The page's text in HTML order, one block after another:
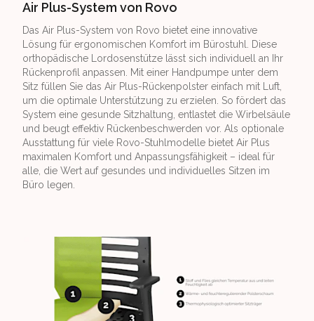
Air Plus-System von Rovo
Das Air Plus-System von Rovo bietet eine innovative
Lösung für ergonomischen Komfort im Bürostuhl. Diese
orthopädische Lordosenstütze lässt sich individuell an Ihr
Rückenprofil anpassen. Mit einer Handpumpe unter dem
Sitz füllen Sie das Air Plus-Rückenpolster einfach mit Luft,
um die optimale Unterstützung zu erzielen. So fördert das
System eine gesunde Sitzhaltung, entlastet die Wirbelsäule
und beugt effektiv Rückenbeschwerden vor. Als optionale
Ausstattung für viele Rovo-Stuhlmodelle bietet Air Plus
maximalen Komfort und Anpassungsfähigkeit – ideal für
alle, die Wert auf gesundes und individuelles Sitzen im
Büro legen.